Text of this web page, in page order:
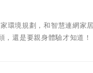
環境規劃，和智慧連網家
還是要親身體驗才知道！